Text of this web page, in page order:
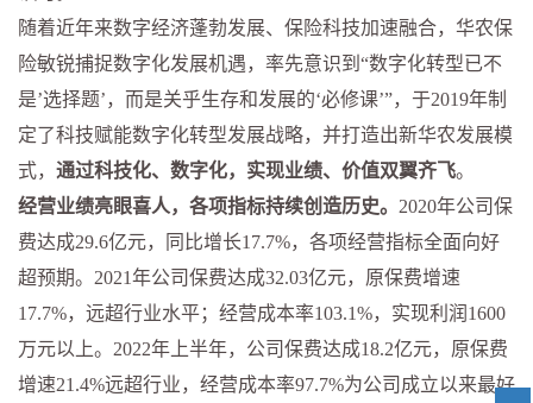
随着近年来数字经济蓬勃发展、保险科技加速融合，华农保
险敏锐捕捉数字化发展机遇，率先意识到 “数字化转型已不
是’选择题’，而是关乎生存和发展的‘必修课’”，于2019年制
定了科技赋能数字化转型发展战略，并打造出新华农发展模
式， 通过科技化、数字化，实现业绩、价值双翼齐飞。
经营业绩亮眼喜人，各项指标持续创造历史。 2020年公司保
费达成29.6亿元，同比增长17.7%，各项经营指标全面向好
超预期。 2021年公司保费达成32.03亿元，原保费增速
17.7%，远超行业水平；经营成本率103.1%，实现利润 1600
万元以上。 2022年上半年，公司保费达成18.2亿元，原保费
增速21.4%远超行业，经营成本率97.7%为公司成立以来最好